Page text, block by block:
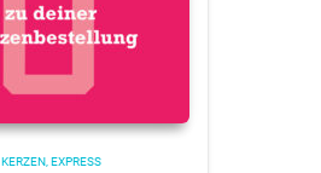
KERZEN EXPRESS